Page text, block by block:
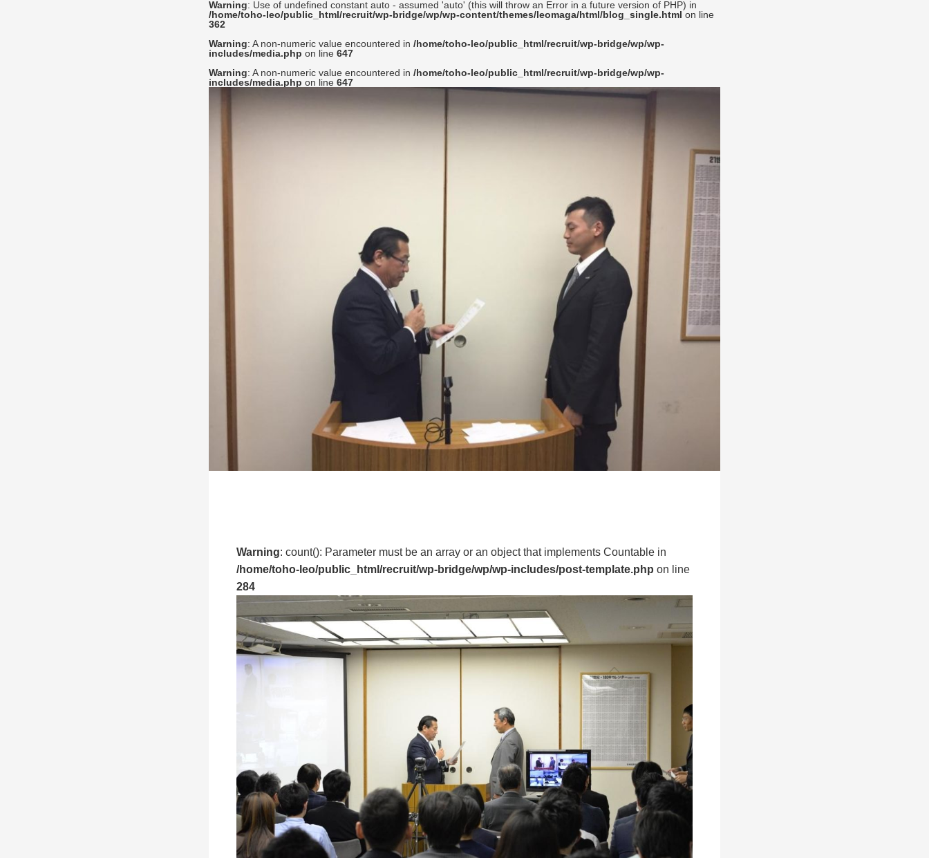
Warning: Use of undefined constant auto - assumed 'auto' (this will throw an Error in a future version of PHP) in
/home/toho-leo/public_html/recruit/wp-bridge/wp/wp-content/themes/leomaga/html/blog_single.html on line
362
Warning: A non-numeric value encountered in /home/toho-leo/public_html/recruit/wp-bridge/wp/wp-
includes/media.php on line 647
Warning: A non-numeric value encountered in /home/toho-leo/public_html/recruit/wp-bridge/wp/wp-
includes/media.php on line 647
Warning: count(): Parameter must be an array or an object that implements Countable in
/home/toho-leo/public_html/recruit/wp-bridge/wp/wp-includes/post-template.php on line
284